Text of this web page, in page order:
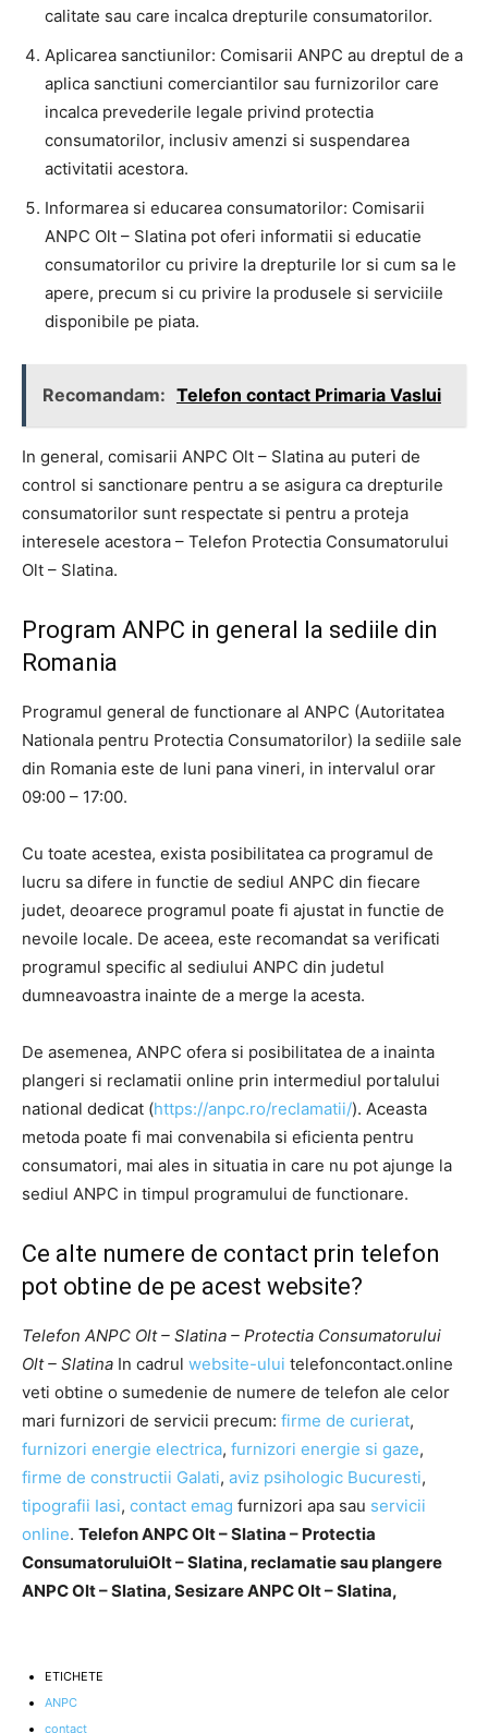
calitate sau care incalca drepturile consumatorilor.
Aplicarea sanctiunilor: Comisarii ANPC au dreptul de a
aplica sanctiuni comerciantilor sau furnizorilor care
incalca prevederile legale privind protectia
consumatorilor, inclusiv amenzi si suspendarea
activitatii acestora.
Informarea si educarea consumatorilor: Comisarii
ANPC Olt – Slatina pot oferi informatii si educatie
consumatorilor cu privire la drepturile lor si cum sa le
apere, precum si cu privire la produsele si serviciile
disponibile pe piata.
Recomandam: Telefon contact Primaria Vaslui
In general, comisarii ANPC Olt – Slatina au puteri de
control si sanctionare pentru a se asigura ca drepturile
consumatorilor sunt respectate si pentru a proteja
interesele acestora – Telefon Protectia Consumatorului
Olt – Slatina.
Program ANPC in general la sediile din
Romania
Programul general de functionare al ANPC (Autoritatea
Nationala pentru Protectia Consumatorilor) la sediile sale
din Romania este de luni pana vineri, in intervalul orar
09:00 – 17:00.
Cu toate acestea, exista posibilitatea ca programul de
lucru sa difere in functie de sediul ANPC din fiecare
judet, deoarece programul poate fi ajustat in functie de
nevoile locale. De aceea, este recomandat sa verificati
programul specific al sediului ANPC din judetul
dumneavoastra inainte de a merge la acesta.
De asemenea, ANPC ofera si posibilitatea de a inainta
plangeri si reclamatii online prin intermediul portalului
national dedicat (https://anpc.ro/reclamatii/). Aceasta
metoda poate fi mai convenabila si eficienta pentru
consumatori, mai ales in situatia in care nu pot ajunge la
sediul ANPC in timpul programului de functionare.
Ce alte numere de contact prin telefon
pot obtine de pe acest website?
Telefon ANPC Olt – Slatina – Protectia Consumatorului
Olt – Slatina In cadrul website-ului telefoncontact.online
veti obtine o sumedenie de numere de telefon ale celor
mari furnizori de servicii precum: firme de curierat,
furnizori energie electrica, furnizori energie si gaze,
firme de constructii Galati, aviz psihologic Bucuresti,
tipografii Iasi, contact emag furnizori apa sau servicii
online. Telefon ANPC Olt – Slatina – Protectia
ConsumatoruluiOlt – Slatina, reclamatie sau plangere
ANPC Olt – Slatina, Sesizare ANPC Olt – Slatina,
ETICHETE
ANPC
contact